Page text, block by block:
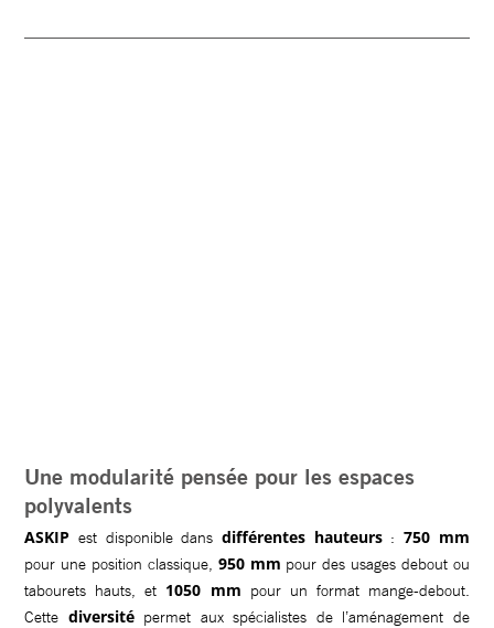
Une modularité pensée pour les espaces
polyvalents
ASKIP est disponible dans différentes hauteurs: 750 mm
pour une position classique, 950 mm pour des usages debout ou
tabourets hauts, et 1050 mm pour un format mange-debout.
Cette diversitépermet aux spécialistes de l’aménagement de